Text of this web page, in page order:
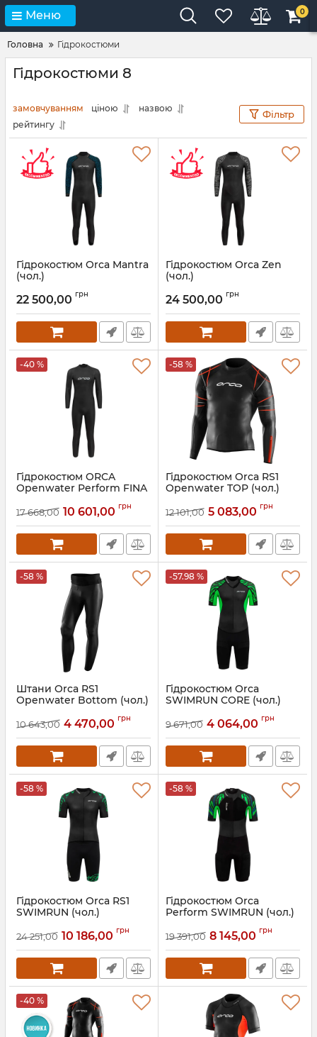
Меню 0
Головна Гідрокостюми
Гідрокостюми 8
замовчуванням ціною
назвою
рейтингу
Фільтр
Гідрокостюм Orca Mantra
(чол.)
22 500,00 грн
Гідрокостюм Orca Zen
(чол.)
24 500,00 грн
-40 %
Гідрокостюм ORCA
Openwater Perform FINA
Артикул: LN2F0901
17 668,00 10 601,00 грн
-58 %
Гідрокостюм Orca RS1
Openwater TOP (чол.)
12 101,00 5 083,00 грн
-58 %
Штани Orca RS1
Openwater Bottom (чол.)
10 643,00 4 470,00 грн
-57.98 %
Гідрокостюм Orca
SWIMRUN CORE (чол.)
9 671,00 4 064,00 грн
-58 %
Гідрокостюм Orca RS1
SWIMRUN (чол.)
24 251,00 10 186,00 грн
-58 %
Гідрокостюм Orca
Perform SWIMRUN (чол.)
19 391,00 8 145,00 грн
-40 %